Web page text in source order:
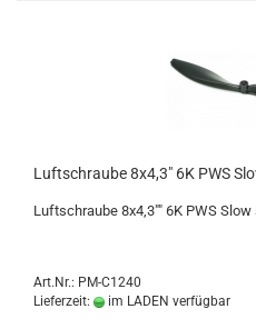
Luftschraube 8x4,3" 6K PWS
Luftschraube 8x4,3"" 6K PWS Slow
Art.Nr.: PM-C1240
Lieferzeit:
im LADEN verfügbar